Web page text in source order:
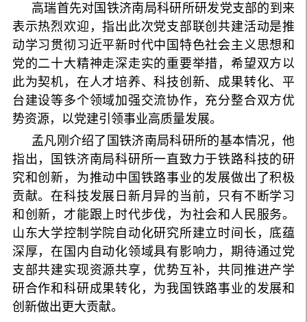
高瑞首先对国铁济南局科研所研发党支部的到来
表示热烈欢迎，指出此次党支部联创共建活动是推
动学习贯彻习近平新时代中国特色社会主义思想和
党的二十大精神走深走实的重要举措，希望双方以
此为契机，在人才培养、科技创新、成果转化、平
台建设等多个领域加强交流协作，充分整合双方优
势资源，以党建引领事业高质量发展。
孟凡刚介绍了国铁济南局科研所的基本情况，他
指出，国铁济南局科研所一直致力于铁路科技的研
究和创新，为推动中国铁路事业的发展做出了积极
贡献。在科技发展日新月异的当前，只有不断学习
和创新，才能跟上时代步伐，为社会和人民服务。
山东大学控制学院自动化研究所建立时间长，底蕴
深厚，在国内自动化领域具有影响力，期待通过党
支部共建实现资源共享，优势互补，共同推进产学
研合作和科研成果转化，为我国铁路事业的发展和
创新做出更大贡献。